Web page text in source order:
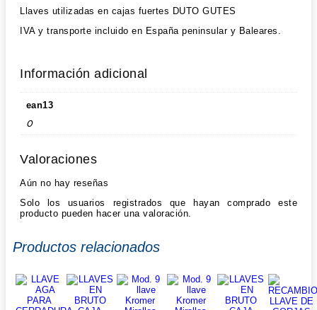
Llaves utilizadas en cajas fuertes DUTO GUTES
IVA y transporte incluido en España peninsular y Baleares.
Información adicional
ean13
0
Valoraciones
Aún no hay reseñas
Solo los usuarios registrados que hayan comprado este
producto pueden hacer una valoración.
Productos relacionados